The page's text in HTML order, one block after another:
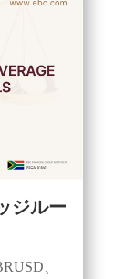
ジルー
、